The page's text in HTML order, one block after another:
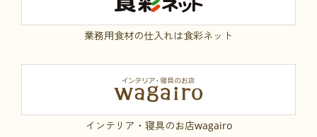
業務用食材の仕入れは食彩ネット
インテリア・寝具のお店wagairo